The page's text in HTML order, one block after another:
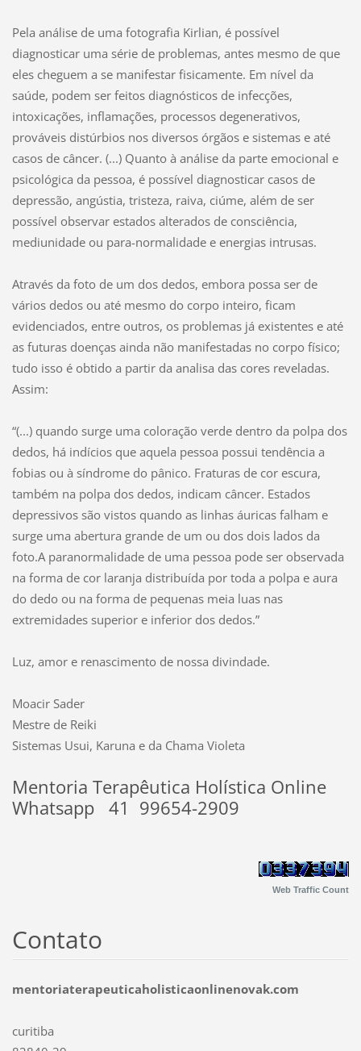
Pela análise de uma fotografia Kirlian, é possível
diagnosticar uma série de problemas, antes mesmo de que
eles cheguem a se manifestar fisicamente. Em nível da
saúde, podem ser feitos diagnósticos de infecções,
intoxicações, inflamações, processos degenerativos,
prováveis distúrbios nos diversos órgãos e sistemas e até
casos de câncer. (...) Quanto à análise da parte emocional e
psicológica da pessoa, é possível diagnosticar casos de
depressão, angústia, tristeza, raiva, ciúme, além de ser
possível observar estados alterados de consciência,
mediunidade ou para-normalidade e energias intrusas.
Através da foto de um dos dedos, embora possa ser de
vários dedos ou até mesmo do corpo inteiro, ficam
evidenciados, entre outros, os problemas já existentes e até
as futuras doenças ainda não manifestadas no corpo físico;
tudo isso é obtido a partir da analisa das cores reveladas.
Assim:
“(...) quando surge uma coloração verde dentro da polpa dos
dedos, há indícios que aquela pessoa possui tendência a
fobias ou à síndrome do pânico. Fraturas de cor escura,
também na polpa dos dedos, indicam câncer. Estados
depressivos são vistos quando as linhas áuricas falham e
surge uma abertura grande de um ou dos dois lados da
foto.A paranormalidade de uma pessoa pode ser observada
na forma de cor laranja distribuída por toda a polpa e aura
do dedo ou na forma de pequenas meia luas nas
extremidades superior e inferior dos dedos.”
Luz, amor e renascimento de nossa divindade.
Moacir Sader
Mestre de Reiki
Sistemas Usui, Karuna e da Chama Violeta
Mentoria Terapêutica Holística Online
Whatsapp 41 99654-2909
Web Traffic Count
Contato
mentoriaterapeuticaholisticaonlinenovak.com
curitiba